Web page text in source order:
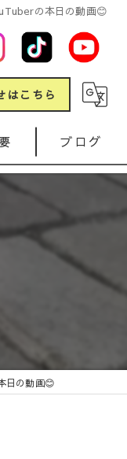
の本日の動画😊
はこちら
ブログ
日の動画😊